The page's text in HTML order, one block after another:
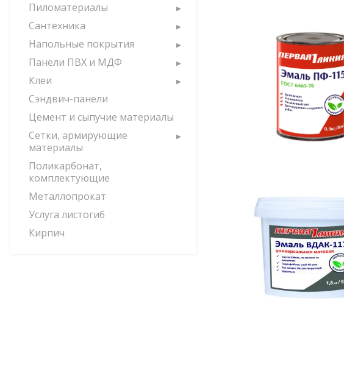
Пиломатериалы
Сантехника
Напольные покрытия
Панели ПВХ и МДФ
Клеи
Сэндвич-панели
Цемент и сыпучие материалы
Сетки, армирующие
материалы
Поликарбонат,
комплектующие
Металлопрокат
Услуга листогиб
Кирпич